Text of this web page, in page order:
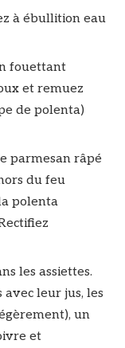
à ébullition eau
fouettant
et remuez
de polenta)
parmesan râpé
du feu
polenta
les assiettes.
avec leur jus, les
un
et